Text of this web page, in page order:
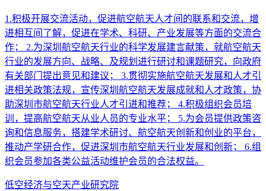
1.积极开展交流活动，促进航空航天人才间的联系和交流，增
进相互间了解，促进在学术、科研、产业发展等方面的交流合
作； 2.为深圳航空航天行业的科学发展建言献策，就航空航天
行业的发展方向、战略、及规划进行研讨和课题研究，向政府
有关部门提出意见和建议； 3.贯彻实施航空航天发展和人才引
进相关政策法规，宣传深圳航空航天发展成就和人才政策，协
助深圳市航空航天行业人才引进和推荐； 4.积极组织会员培
训，提高航空航天从业人员的专业水平； 5.为会员提供政策咨
询和信息服务，搭建学术研讨、航空航天创新和创业的平台，
推动产学研合作，促进深圳市航空航天行业发展和创新； 6.组
织会员参加各类公益活动维护会员的合法权益。
低空经济与空天产业研究院